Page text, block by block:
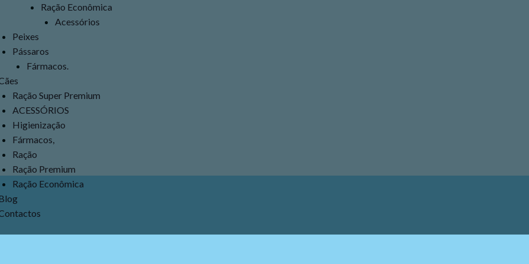
Ração Econômica
Acessórios
Peixes
Pássaros
Fármacos.
Ração Super Premium
ACESSÓRIOS
Higienização
Fármacos,
Ração
Ração Premium
Ração Econômica